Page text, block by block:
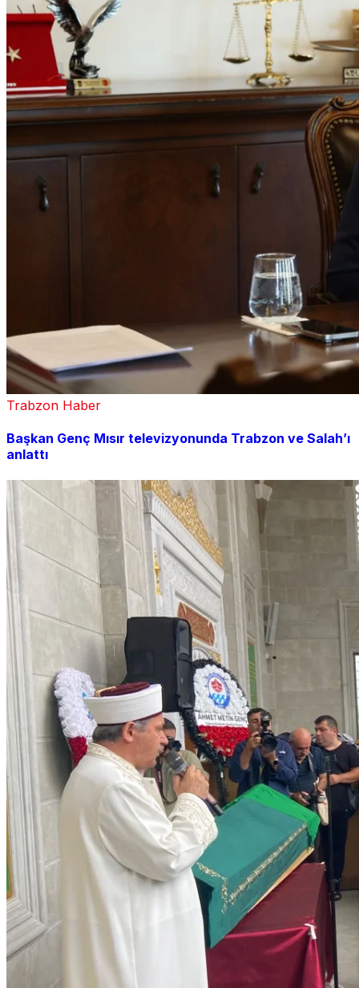
Trabzon Haber
Başkan Genç Mısır televizyonunda Trabzon ve Salah’ı
anlattı